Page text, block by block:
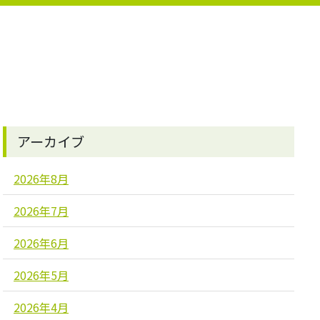
アーカイブ
2026年8月
2026年7月
2026年6月
2026年5月
2026年4月